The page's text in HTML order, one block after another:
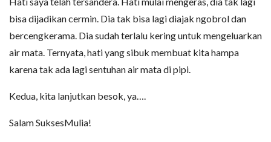
bisa dijadikan cermin. Dia tak bisa lagi diajak ngobrol dan
bercengkerama. Dia sudah terlalu kering untuk mengeluarkan
air mata. Ternyata, hati yang sibuk membuat kita hampa
karena tak ada lagi sentuhan air mata di pipi.
Kedua, kita lanjutkan besok, ya….
Salam SuksesMulia!